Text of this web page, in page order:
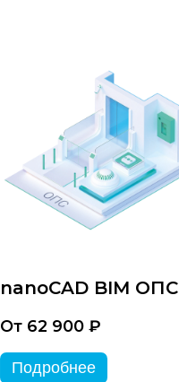
nanoCAD BIM ОПС
От 62 900 ₽
Подробнее